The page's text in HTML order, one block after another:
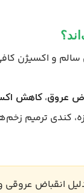
سالم و اکسیژن
عروق، کاهش
کندی ترمیم
انقباض عروقی